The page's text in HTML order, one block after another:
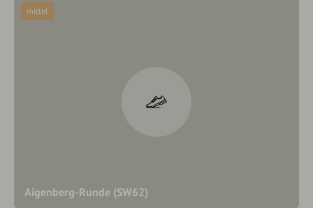
Aigenberg-Runde (SW62)
mittel